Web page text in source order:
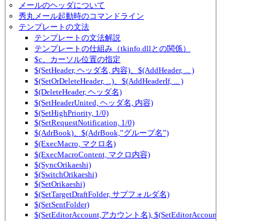
メールのヘッダについて
秀丸メール起動時のコマンドライン
テンプレートの文法
テンプレートの文法解説
テンプレートの仕組み（tkinfo.dllとの関係）
$c、カーソル位置の指定
$(SetHeader, ヘッダ名, 内容)、$(AddHeader, ... )
$(SetOrDeleteHeader, ...)、$(AddHeaderIf, ... )
$(DeleteHeader, ヘッダ名)
$(SetHeaderUnited, ヘッダ名, 内容)
$(SetHighPriority, 1/0)
$(SetRequestNotification, 1/0)
$(AdrBook)、$(AdrBook,”グループ名”)
$(ExecMacro, マクロ名)
$(ExecMacroContent, マクロ内容)
$(SyncOrikaeshi)
$(SwitchOrikaeshi)
$(SetOrikaeshi)
$(SetTargetDraftFolder, サブフォルダ名)
$(SetSentFolder)
$(SetEditorAccount,アカウント名), $(SetEditorAccount2,アカウント